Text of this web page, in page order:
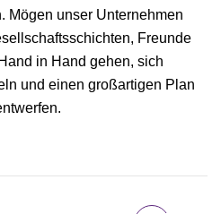
Mögen unser Unternehmen
Freunde
in Hand gehen, sich
und einen großartigen Plan